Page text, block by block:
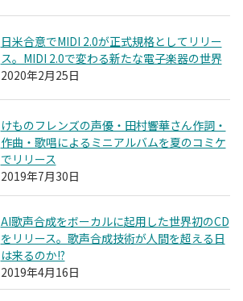
日米合意でMIDI 2.0が正式規格としてリリー
ス。MIDI 2.0で変わる新たな電子楽器の世界
2020年2月25日
けものフレンズの声優・田村響華さん作詞・
作曲・歌唱によるミニアルバムを夏のコミケ
でリリース
2019年7月30日
AI歌声合成をボーカルに起用した世界初のCD
をリリース。歌声合成技術が人間を超える日
は来るのか!?
2019年4月16日